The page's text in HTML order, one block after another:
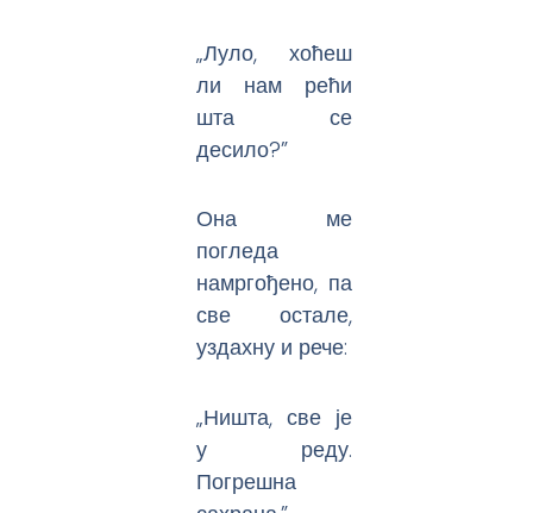
„Луло, хоћеш
ли нам рећи
шта се
десило?”
Она ме
погледа
намргођено, па
све остале,
уздахну и рече:
„Ништа, све је
у реду.
Погрешна